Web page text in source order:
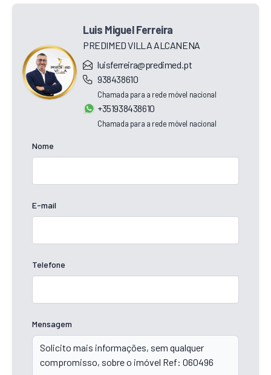
Luis Miguel Ferreira
PREDIMED VILLA ALCANENA
luisferreira@predimed.pt
938438610
Chamada para a rede móvel nacional
+351938438610
Chamada para a rede móvel nacional
Nome
E-mail
Telefone
Mensagem